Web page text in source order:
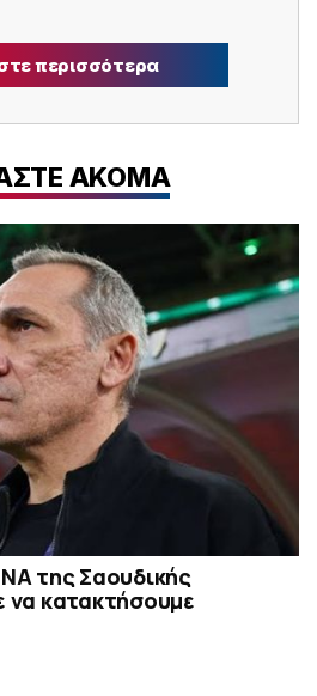
περισσότερα
ΑΚΟΜΑ
της Σαουδικής
κατακτήσουμε